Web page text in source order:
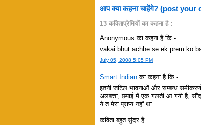
आप क्या कहना चाहेंगे? (post your
13 कविताप्रेमियों का कहना है :
Anonymous का कहना है कि -
vakai bhut achhe se ek prem ko
July 05, 2008 5:05 PM
Smart Indian का कहना है कि -
इतनी जटिल भावनाओं और सम्बन्ध
अलबत्ता, छपाई में एक गलती आ गयी है,
ये त मेरा प्राप्य नहीं था
कविता बहुत सुंदर है.